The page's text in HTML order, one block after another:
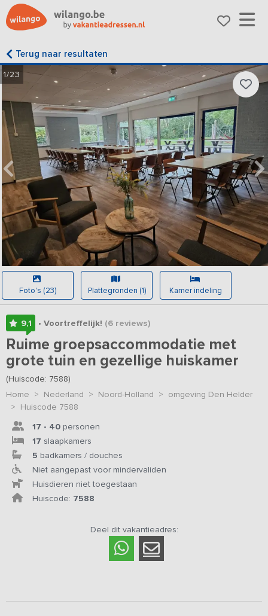
Terug naar resultaten
1/23
Foto's (23) Plattegronden (1) Kamer indeling
9,1 • Voortreffelijk! (6reviews)
Ruime groepsaccommodatie met
grote tuin en gezellige huiskamer
(Huiscode: 7588)
Home > Nederland > Noord-Holland > omgeving Den Helder
> Huiscode 7588
17 - 40 personen
17 slaapkamers
5 badkamers / douches
Niet aangepast voor mindervaliden
Huisdieren niet toegestaan
Huiscode: 7588
Deel dit vakantieadres: